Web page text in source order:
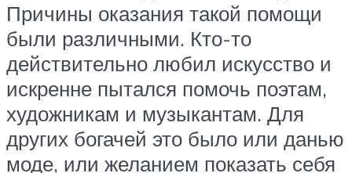
Причины оказания такой помощи
были различными. Кто-то
действительно любил искусство и
искренне пытался помочь поэтам,
художникам и музыкантам. Для
других богачей это было или данью
моде, или желанием показать себя